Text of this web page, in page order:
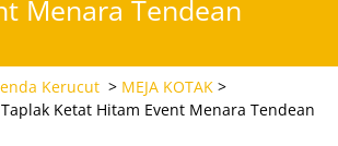
Menara Tendean
Kerucut > MEJA KOTAK >
Ketat Hitam Event Menara Tendean